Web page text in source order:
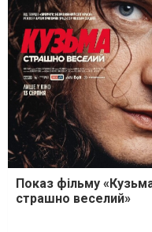
Показ фільму
страшно веселий»